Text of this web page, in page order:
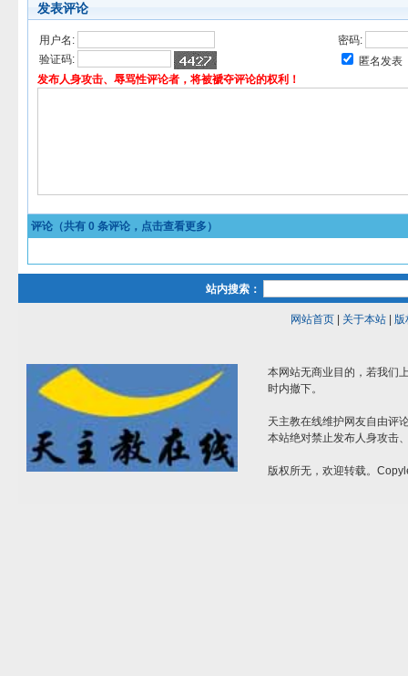
发表评论
用户名:
密码:
验证码:
匿名发表
发布人身攻击、辱骂性评论者，将被褫夺评论的权利！
评论（共有 0 条评论，点击查看更多）
站内搜索：
网站首页| 关于本站| 版
本网站无商业目的，若我们
时内撤下。
天主教在线维护网友自由评
本站绝对禁止发布人身攻击
版权所无，欢迎转载。